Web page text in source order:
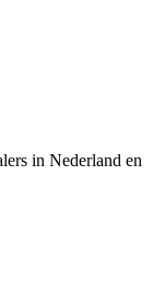
in Nederland en